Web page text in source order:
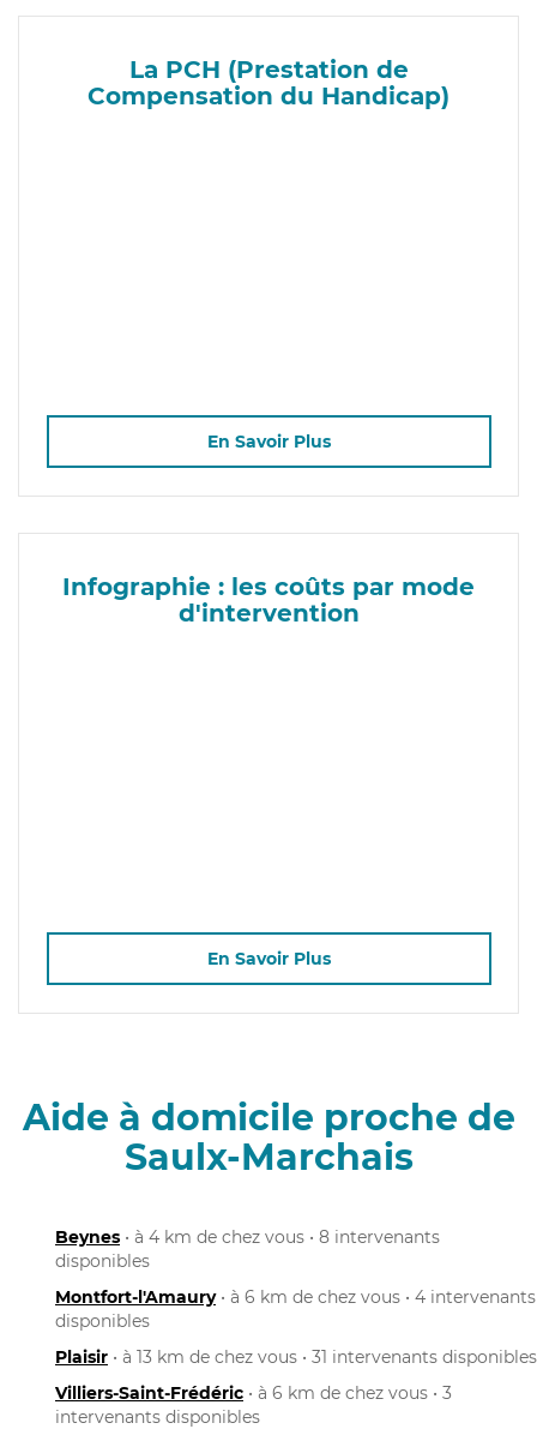
La PCH (Prestation de
Compensation du Handicap)
En Savoir Plus
Infographie : les coûts par mode
d'intervention
En Savoir Plus
Aide à domicile proche de
Saulx-Marchais
Beynes • à 4 km de chez vous • 8 intervenants
disponibles
Montfort-l'Amaury• à 6 km de chez vous • 4 intervenants
disponibles
Plaisir • à 13 km de chez vous • 31 intervenants disponibles
Villiers-Saint-Frédéric • à 6 km de chez vous • 3
intervenants disponibles